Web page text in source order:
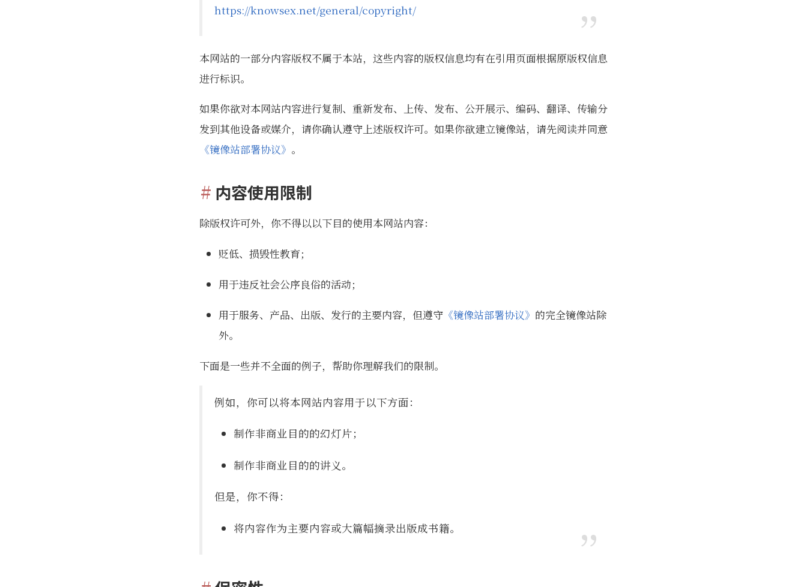
https://knowsex.net/general/copyright/
本网站的一部分内容版权不属于本站，这些内容的版权信息均有在引用页面根据原版权信息
进行标识。
如果你欲对本网站内容进行复制、重新发布、上传、发布、公开展示、编码、翻译、传输分
发到其他设备或媒介，请你确认遵守上述版权许可。如果你欲建立镜像站，请先阅读并同意
《镜像站部署协议》 。
内容使用限制
除版权许可外，你不得以以下目的使用本网站内容：
贬低、损毁性教育；
用于违反社会公序良俗的活动；
用于服务、产品、出版、发行的主要内容，但遵守 《镜像站部署协议》 的完全镜像站除
外。
下面是一些并不全面的例子，帮助你理解我们的限制。
例如，你可以将本网站内容用于以下方面：
制作非商业目的的幻灯片；
制作非商业目的的讲义。
但是，你不得：
将内容作为主要内容或大篇幅摘录出版成书籍。